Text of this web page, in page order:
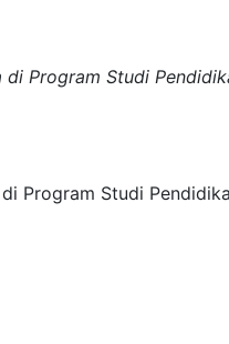
Program Studi
Program Studi